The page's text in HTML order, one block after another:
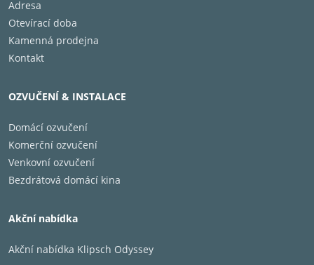
Adresa
Otevírací doba
Kamenná prodejna
Kontakt
OZVUČENÍ & INSTALACE
Domácí ozvučení
Komerční ozvučení
Venkovní ozvučení
Bezdrátová domácí kina
Akční nabídka
Akční nabídka Klipsch Odyssey